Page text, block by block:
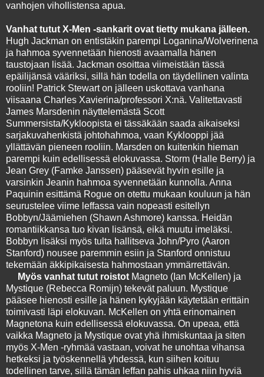
vanhojen vihollistensa apua.
Vanhat tutut X-Men -sankarit ovat tietty mukana jälleen.
Hugh Jackman on entistäkin parempi Loganina/Wolverinena
ja hahmoa syvennetään hienosti avaamalla hänen
taustojaan lisää. Jackman osoittaa viimeistään tässä
epäilijänsä vääriksi, sillä hän todella on täydellinen valinta
rooliin! Patrick Stewart on jälleen uskottava vanhana
viisaana Charles Xavierina/professori X:nä. Valitettavasti
James Marsdenin näyttelemästä Scott
Summersista/Kykloopista ei tässäkään saada aikaiseksi
sarjakuvahenkistä johtohahmoa, vaan Kyklooppi jää
yllättävän pieneen rooliin. Marsden on kuitenkin hieman
parempi kuin edellisessä elokuvassa. Storm (Halle Berry) ja
Jean Grey (Famke Janssen) pääsevät hyvin esille ja
varsinkin Jeanin hahmoa syvennetään kunnolla. Anna
Paquinin esittämä Rogue on otettu mukaan kouluun ja hän
seurustelee viime leffassa vain nopeasti esitellyn
Bobbyn/Jäämiehen (Shawn Ashmore) kanssa. Heidän
romantiikkansa tuo kivan lisänsä, eikä muutu imeläksi.
Bobbyn lisäksi myös tulta hallitseva John/Pyro (Aaron
Stanford) nousee paremmin esiin ja Stanford onnistuu
tekemään äkkipikaisesta hahmostaan ymmärrettävän.
Myös vanhat tutut roistot Magneto (Ian McKellen) ja
Mystique (Rebecca Romijn) tekevät paluun. Mystique
pääsee hienosti esille ja hänen kykyjään käytetään erittäin
toimivasti läpi elokuvan. McKellen on yhtä erinomainen
Magnetona kuin edellisessä elokuvassa. On upeaa, että
vaikka Magneto ja Mystique ovat yhä ihmiskuntaa ja siten
myös X-Men -ryhmää vastaan, voivat he unohtaa vihansa
hetkeksi ja työskennellä yhdessä, kun siihen koituu
todellinen tarve, sillä tämän leffan pahis uhkaa niin hyviä